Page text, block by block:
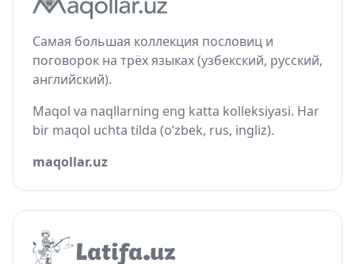
Самая большая коллекция пословиц и
поговорок на трёх языках (узбекский, русский,
английский).
Maqol va naqllarning eng katta kolleksiyasi. Har
bir maqol uchta tilda (o‘zbek, rus, ingliz).
maqollar.uz